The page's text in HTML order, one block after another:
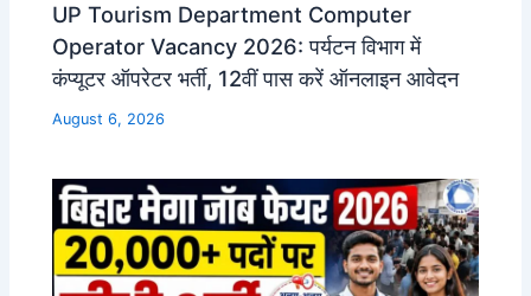
UP Tourism Department Computer
Operator Vacancy 2026: पर्यटन विभाग में
कंप्यूटर ऑपरेटर भर्ती, 12वीं पास करें ऑनलाइन आवेदन
August 6, 2026